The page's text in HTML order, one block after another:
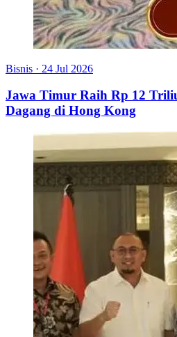
Bisnis · 24 Jul 2026
Jawa Timur Raih Rp 12
Dagang di Hong Kong